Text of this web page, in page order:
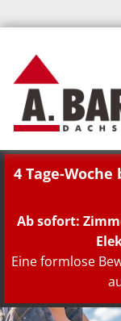
4 Tage-
Ab sofort:
Eine formlose